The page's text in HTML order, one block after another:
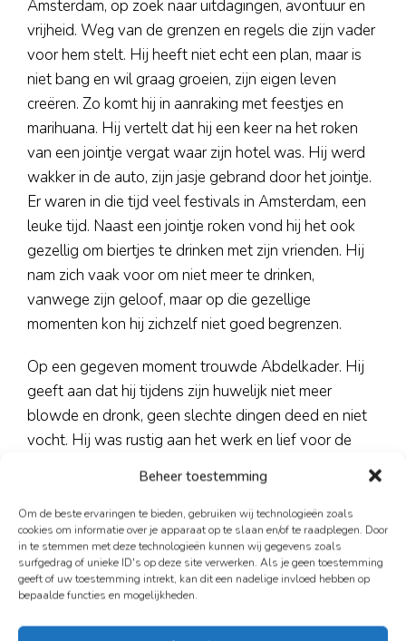
Beheer toestemming
Om de beste ervaringen te bieden, gebruiken wij technologieën zoals
cookies om informatie over je apparaat op te slaan en/of te raadplegen. Door
in te stemmen met deze technologieën kunnen wij gegevens zoals
surfgedrag of unieke ID's op deze site verwerken. Als je geen toestemming
geeft of uw toestemming intrekt, kan dit een nadelige invloed hebben op
bepaalde functies en mogelijkheden.
Amsterdam, op zoek naar uitdagingen, avontuur en
vrijheid. Weg van de grenzen en regels die zijn vader
voor hem stelt. Hij heeft niet echt een plan, maar is
niet bang en wil graag groeien, zijn eigen leven
creëren. Zo komt hij in aanraking met feestjes en
marihuana. Hij vertelt dat hij een keer na het roken
van een jointje vergat waar zijn hotel was. Hij werd
wakker in de auto, zijn jasje gebrand door het jointje.
Er waren in die tijd veel festivals in Amsterdam, een
leuke tijd. Naast een jointje roken vond hij het ook
gezellig om biertjes te drinken met zijn vrienden. Hij
nam zich vaak voor om niet meer te drinken,
vanwege zijn geloof, maar op die gezellige
momenten kon hij zichzelf niet goed begrenzen.
Op een gegeven moment trouwde Abdelkader. Hij
geeft aan dat hij tijdens zijn huwelijk niet meer
blowde en dronk, geen slechte dingen deed en niet
vocht. Hij was rustig aan het werk en lief voor de
ontstonden er betaalproblemen en begon de liefde
na vele jaren te verdwijnen. Toen kwam zijn jongere
zelf weer omhoog, die geen zin had aan alle gedoe
en die vrij wilde zijn. Die vrijheid werd nog eens extra
beperkt door de coronatijd, die voor hem een hel
logeerde daarna eerst in een hotel, vervolgens